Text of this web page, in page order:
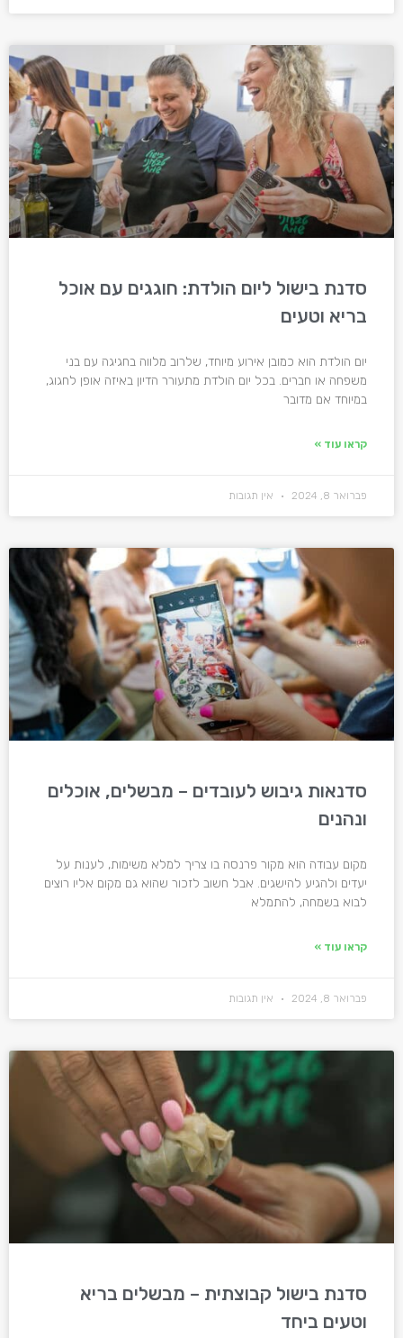
סדנת בישול ליום הולדת: חוגגים עם אוכל
בריא וטעים
יום הולדת הוא כמובן אירוע מיוחד, שלרוב מלווה בחגיגה עם בני
משפחה או חברים. בכל יום הולדת מתעורר הדיון באיזה אופן לחגוג,
במיוחד אם מדובר
קראו עוד »
פברואר 8, 2024 אין תגובות
סדנאות גיבוש לעובדים – מבשלים, אוכלים
ונהנים
מקום עבודה הוא מקור פרנסה בו צריך למלא משימות, לענות על
יעדים ולהגיע להישגים. אבל חשוב לזכור שהוא גם מקום אליו רוצים
לבוא בשמחה, להתמלא
קראו עוד »
פברואר 8, 2024 אין תגובות
סדנת בישול קבוצתית – מבשלים בריא
וטעים ביחד